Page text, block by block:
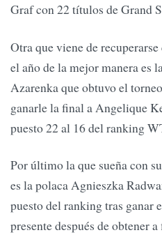
Graf con 22 títulos de Grand
Otra que viene de
el año de la mejor manera es
Azarenka que obtuvo el
ganarle la final a Angelique
puesto 22 al 16 del ranking
Por último la que sueña con
es la polaca Agnieszka
puesto del ranking tras ganar
presente después de obtener